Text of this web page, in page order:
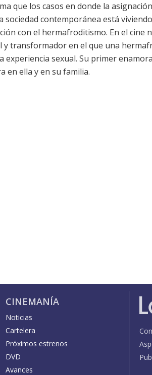
que los casos en donde la
sociedad contemporánea está
con el hermafroditismo. En el cine
transformador en el que una
experiencia sexual. Su primer
en ella y en su familia.
CINEMANÍA
Noticias
Cartelera
Próximos estrenos
DVD
Avances